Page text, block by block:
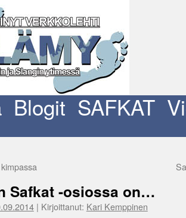
Blogit SAFKAT
Safkat -osiossa on…
| Kirjoittanut: Kari Kemppinen